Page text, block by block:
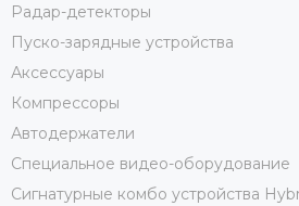
Радар-детекторы
Пуско-зарядные устройства
Аксессуары
Компрессоры
Автодержатели
Специальное видео-оборудование
Сигнатурные комбо устройства